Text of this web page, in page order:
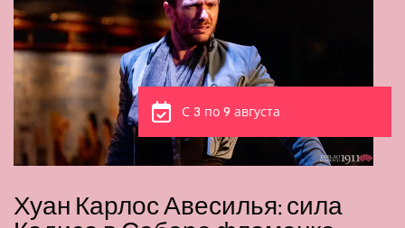
С 3 по 9 августа
Авесилья: сила Кармен